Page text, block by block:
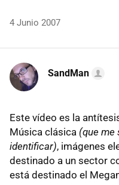
4 Junio 2007
SandMan
Este vídeo es la
Música clásica (que me
identificar), imágenes
destinado a un sector
está destinado el